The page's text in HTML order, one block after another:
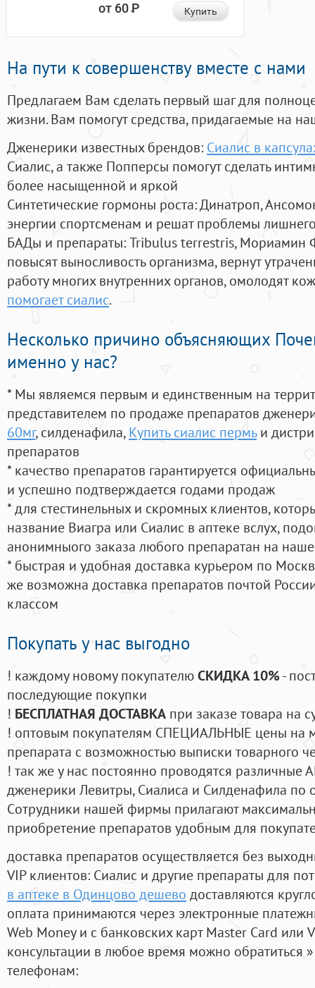
от 60Р Купить
На пути к совершенству вместе с нами
Предлагаем Вам сделать первый шаг для
жизни. Вам помогут средства, придагаемые на
Дженерики известных брендов: Сиалис в
Сиалис, а также Попперсы помогут сделать
более насыщенной и яркой
Синтетические гормоны роста: Динатроп,
энергии спортсменам и решат проблемы
БАДы и препараты:Tribulus terrestris, Мориамин
повысят выносливость организма, вернут
работу многих внутренних органов, омолодят
помогает сиалис.
Несколько причино объясняющих
именно у нас?
* Мы являемся первым и единственным на
представителем по продаже препаратов
60мг, силденафила, Купить сиалис пермьи
препаратов
* качество препаратов гарантируется
и успешно подтверждается годами продаж
* для стестинельных и скромных клиентов,
название Виагра или Сиалис в аптеке вслух,
анонимныого заказа любого препаратан на
* быстрая и удобная доставка курьером по
же возможна доставка препаратов почтой
классом
Покупать у нас выгодно
! каждому новому покупателюСКИДКА 10%-
последующие покупки
! БЕСПЛАТНАЯ ДОСТАВКА при заказе товара на
! оптовым покупателям СПЕЦИАЛЬНЫЕ цены на
препарата с возможностью выписки товарного
! так же у нас постоянно проводятся
дженерики Левитры, Сиалиса и Силденафила по
Cотрудники нашей фирмы прилагают
приобретение препаратов удобным для
доставка препаратов осуществляется без
VIP клиентов: Сиалис и другие препараты для
в аптеке в Одинцово дешево доставляются
оплата принимаются через электронные
Web Money и с банковских карт Master Card или
консультации в любое время можно обратиться
телефонам: